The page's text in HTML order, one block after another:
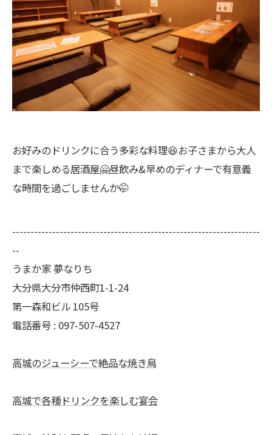
お好みのドリンクに合う多彩な料理😆お子さまから大人
まで楽しめる居酒屋🤗昼飲み&早めのディナーで有意義
な時間を過ごしませんか🤭
--------------------------------------------------------------------
--
うまか家 夢なりち
大分県大分市仲西町1-1-24
第一森和ビル 105号
電話番号 : 097-507-4527
高城のジューシーで絶品な焼き鳥
高城で各種ドリンクを楽しむ宴会